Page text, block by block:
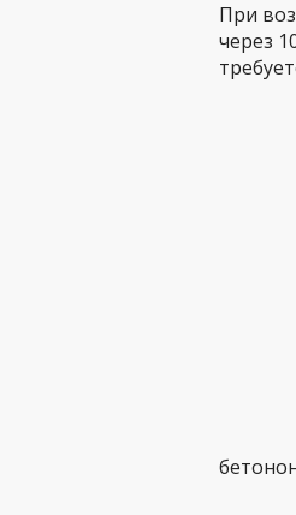
При
через